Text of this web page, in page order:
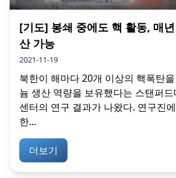
[기도] 봉쇄 중에도 핵 활동, 매
산 가능
2021-11-19
북한이 해마다 20개 이상의 핵폭탄
늄 생산 역량을 보유했다는 스탠퍼
센터의 연구 결과가 나왔다. 연구진
한...
더보기